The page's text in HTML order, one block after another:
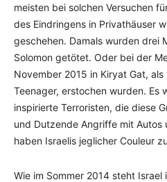
meisten bei solchen Versuchen
des Eindringens in Privathäuser
geschehen. Damals wurden drei
Solomon getötet. Oder bei der
November 2015 in Kiryat Gat,
Teenager, erstochen wurden. Es
inspirierte Terroristen, die diese
und Dutzende Angriffe mit Autos
haben Israelis jeglicher Couleur
Wie im Sommer 2014 steht